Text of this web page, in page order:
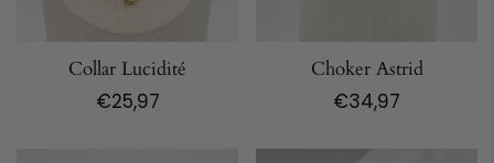
Collar Lucidité
Precio
€25,97
Choker Astrid
Precio
€34,97